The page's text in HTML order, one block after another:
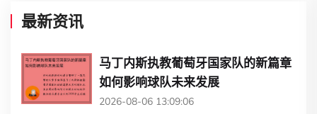
最新资讯
马丁内斯执教葡萄牙国家队的新篇章
如何影响球队未来发展
2026-08-06 13:09:06